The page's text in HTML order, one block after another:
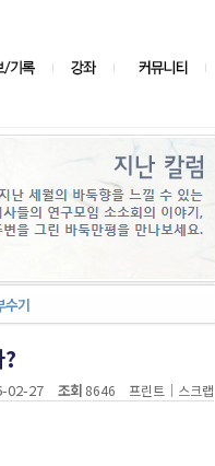
수기
02-27 조회 8646 프린트 ｜ 스크랩